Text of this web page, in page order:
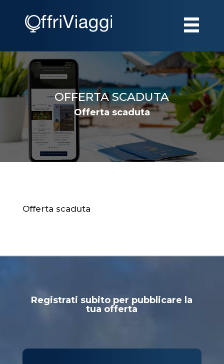
OFFERTA SCADUTA
Offerta scaduta
Offerta scaduta
Registrati subito per pubblicare la
tua offerta